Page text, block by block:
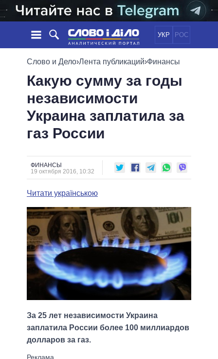
УКР РОС
НОВОСТИ
ЛЕНТА
СОБЫТИЯ
СТАТЬИ
МНЕНИЯ
ОБЗОРЫ
ДАЙДЖЕСТЫ
ПОЛИТИКА
ЭКОНОМИКА
ОБЩЕСТВО
ОБЕЩАНИЯ
ПОЛИТИКИ
ВСЕ ПОЛИТИКИ
ПРЕЗИДЕНТ И ОФИС
ВЕРХОВНАЯ РАДА
КАБИНЕТ МИНИСТРОВ
МЭРЫ
ВСЕ ПЕРСОНЫ
ПОДДЕРЖАТЬ
СРАВНЕНИЕ ПОЛИТИКОВ
Слово и Дело›Лента публикаций›Финансы
Какую сумму за годы
независимости
Украина заплатила за
газ России
ФИНАНСЫ
19 октября 2016, 10:32
Читати українською
За 25 лет независимости Украина
заплатила России более 100 миллиардов
долларов за газ.